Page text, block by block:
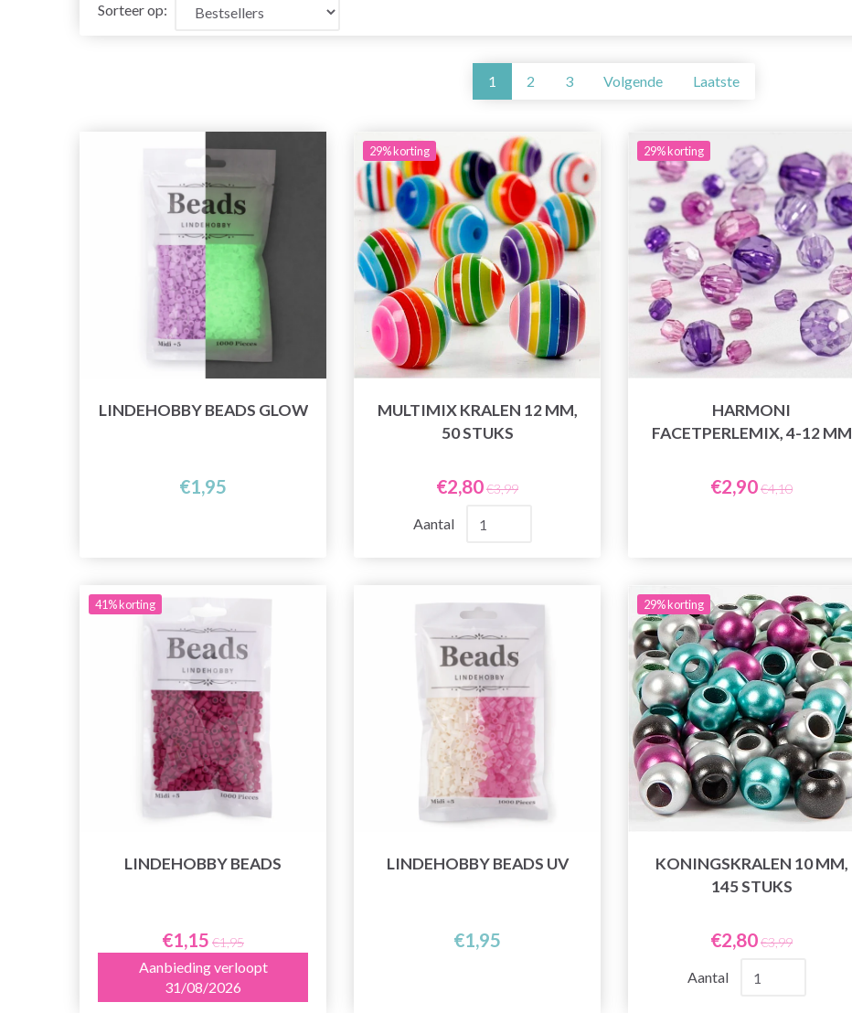
Sorteer op:
1 2 3 Volgende Laatste
LINDEHOBBY BEADS GLOW
€1,95
29% korting
MULTIMIX KRALEN 12 MM,
50 STUKS
€2,80€3,99
Aantal
29% korting
HARMONI
FACETPERLEMIX, 4-12 MM
€2,90€4,10
41% korting
LINDEHOBBY BEADS
€1,15 €1,95
Aanbieding verloopt
31/08/2026
LINDEHOBBY BEADS UV
€1,95
29% korting
KONINGSKRALEN 10 MM,
145 STUKS
€2,80€3,99
Aantal